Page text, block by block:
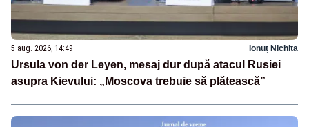
5 aug. 2026, 14:49 Ionuț Nichita
Ursula von der Leyen, mesaj dur după atacul Rusiei
asupra Kievului: „Moscova trebuie să plătească”